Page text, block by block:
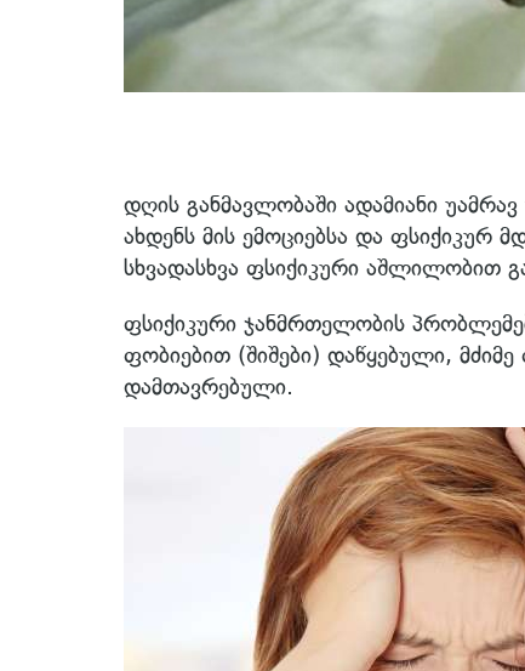
დღის განმავლობაში ადამიანი
ახდენს მის ემოციებსა და ფსიქიკურ
სხვადასხვა ფსიქიკური აშლილობით
ფსიქიკური ჯანმრთელობის
ფობიებით (შიშები) დაწყებული,
დამთავრებული.